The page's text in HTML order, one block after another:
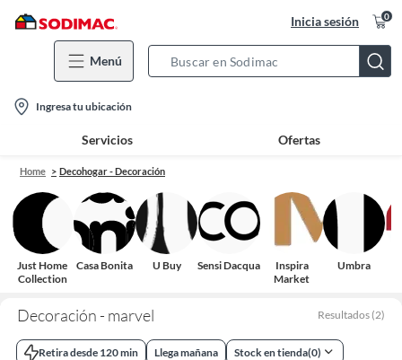
Inicia sesión 0
Menú
Bar
location-
icon
Ingresa tu ubicación
Servicios Ofertas
Home Decohogar - Decoración
Just Home
Collection
Casa Bonita U Buy Sensi Dacqua
Inspira
Market
Umbra
Decoración - marvel Resultados (2)
Retira desde 120 min Llega mañana Stock en tienda(0)